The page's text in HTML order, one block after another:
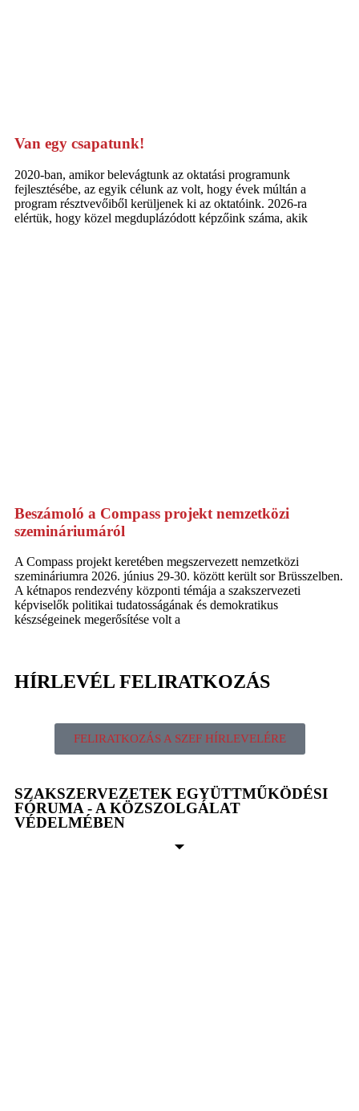
Van egy csapatunk!
2020-ban, amikor belevágtunk az oktatási programunk
fejlesztésébe, az egyik célunk az volt, hogy évek múltán a
program résztvevőiből kerüljenek ki az oktatóink. 2026-ra
elértük, hogy közel megduplázódott képzőink száma, akik
Beszámoló a Compass projekt nemzetközi
szemináriumáról
A Compass projekt keretében megszervezett nemzetközi
szemináriumra 2026. június 29-30. között került sor Brüsszelben.
A kétnapos rendezvény központi témája a szakszervezeti
képviselők politikai tudatosságának és demokratikus
készségeinek megerősítése volt a
HÍRLEVÉL FELIRATKOZÁS
FELIRATKOZÁS A SZEF HÍRLEVELÉRE
SZAKSZERVEZETEK EGYÜTTMŰKÖDÉSI
FÓRUMA - A KÖZSZOLGÁLAT
VÉDELMÉBEN